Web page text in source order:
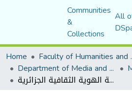
Communities
&
Collections
All
Home
Faculty of
Department of Media and Communication Studies
أثر وسائل التواصل الاجتماعي في حماية الهوية الثقافية الجزائرية